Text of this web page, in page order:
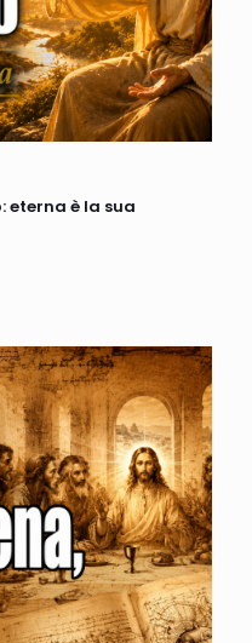
eterna è la sua